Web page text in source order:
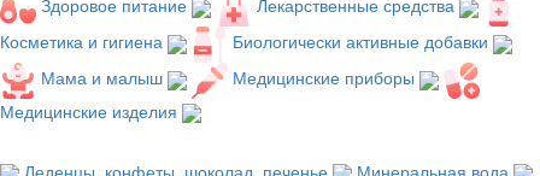
Здоровое питание
Лекарственные средства
Косметика и гигиена
Биологически активные добавки
Мама и малыш
Медицинские приборы
Медицинские изделия